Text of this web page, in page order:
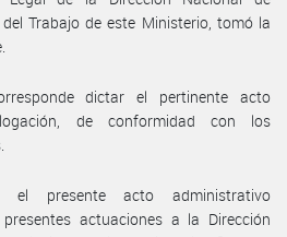
Trabajo de este Ministerio, tomó la
dictar el pertinente acto
de conformidad con los
presente acto administrativo
actuaciones a la Dirección